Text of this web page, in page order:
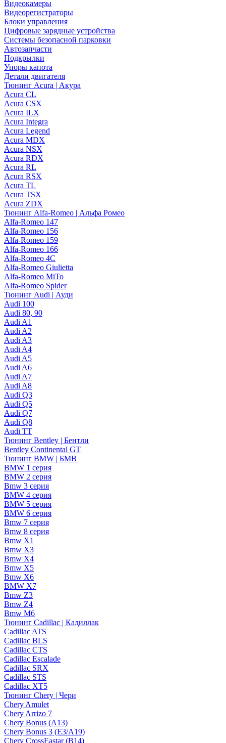
Видеокамеры
Видеорегистраторы
Блоки управления
Цифровые зарядные устройства
Системы безопасной парковки
Автозапчасти
Подкрылки
Упоры капота
Детали двигателя
Тюнинг Acura | Акура
Acura CL
Acura CSX
Acura ILX
Acura Integra
Acura Legend
Acura MDX
Acura NSX
Acura RDX
Acura RL
Acura RSX
Acura TL
Acura TSX
Acura ZDX
Тюнинг Alfa-Romeo | Альфа Ромео
Alfa-Romeo 147
Alfa-Romeo 156
Alfa-Romeo 159
Alfa-Romeo 166
Alfa-Romeo 4C
Alfa-Romeo Giulietta
Alfa-Romeo MiTo
Alfa-Romeo Spider
Тюнинг Audi | Ауди
Audi 100
Audi 80, 90
Audi A1
Audi A2
Audi A3
Audi A4
Audi A5
Audi A6
Audi A7
Audi A8
Audi Q3
Audi Q5
Audi Q7
Audi Q8
Audi TT
Тюнинг Bentley | Бентли
Bentley Continental GT
Тюнинг BMW | БМВ
BMW 1 серия
BMW 2 серия
Bmw 3 серия
BMW 4 серия
BMW 5 серия
BMW 6 серия
Bmw 7 серия
Bmw 8 серия
Bmw X1
Bmw X3
Bmw X4
Bmw X5
Bmw X6
BMW X7
Bmw Z3
Bmw Z4
Bmw М6
Тюнинг Cadillac | Кадиллак
Cadillac ATS
Cadillac BLS
Cadillac CTS
Cadillac Escalade
Cadillac SRX
Cadillac STS
Cadillac XT5
Тюнинг Chery | Чери
Chery Amulet
Chery Arrizo 7
Chery Bonus (A13)
Chery Bonus 3 (E3/A19)
Chery CrossEastar (B14)